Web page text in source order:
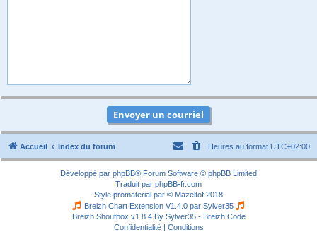
Accueil Index du forum Heures au format UTC+02:00
Développé par phpBB® Forum Software © phpBB Limited
Traduit par phpBB-fr.com
Style promaterial par © Mazeltof 2018
Breizh Chart Extension V1.4.0 par Sylver35
Breizh Shoutbox v1.8.4 By Sylver35 - Breizh Code
Confidentialité| Conditions